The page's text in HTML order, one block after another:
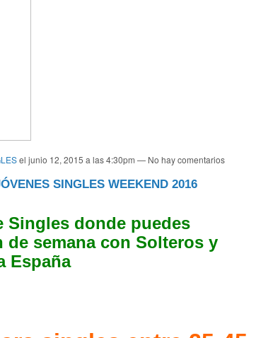
el junio 12, 2015 a las 4:30pm — No hay comentarios
SINGLES WEEKEND 2016
Singles donde puedes
semana con Solteros y
España